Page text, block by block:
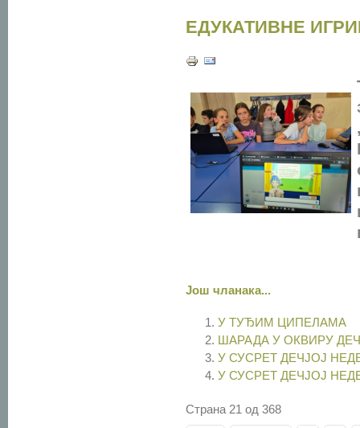
ЕДУКАТИВНЕ
Још чланака...
У ТУЂИМ ЦИПЕЛАМА
ШАРАДА У ОКВИРУ
У СУСРЕТ ДЕЧЈОЈ
У СУСРЕТ ДЕЧЈОЈ
Страна 21 од 368